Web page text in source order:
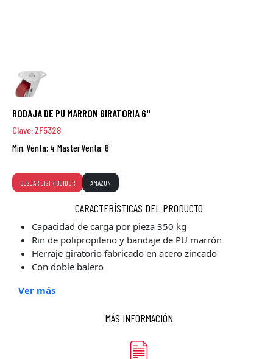
RODAJA DE PU MARRON GIRATORIA 6"
Clave: ZF5328
Min. Venta: 4 Master Venta: 8
BUSCAR DISTRIBUIDOR AMAZON
CARACTERÍSTICAS DEL PRODUCTO
Capacidad de carga por pieza 350 kg
Rin de polipropileno y bandaje de PU marrón
Herraje giratorio fabricado en acero zincado
Con doble balero
Ver más
MÁS INFORMACIÓN